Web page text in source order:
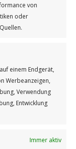
von
oder
einem Endgerät,
Werbeanzeigen,
Verwendung
Entwicklung
Immer aktiv